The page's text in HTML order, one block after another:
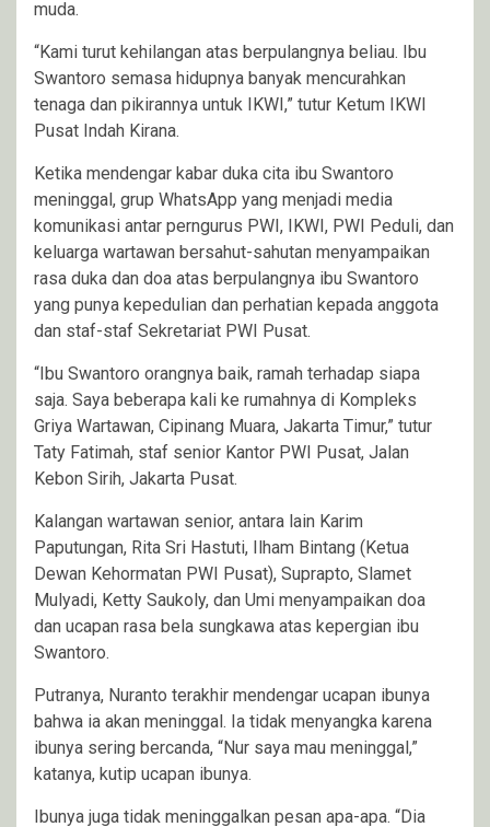
muda.
“Kami turut kehilangan atas berpulangnya beliau. Ibu
Swantoro semasa hidupnya banyak mencurahkan
tenaga dan pikirannya untuk IKWI,” tutur Ketum IKWI
Pusat Indah Kirana.
Ketika mendengar kabar duka cita ibu Swantoro
meninggal, grup WhatsApp yang menjadi media
komunikasi antar perngurus PWI, IKWI, PWI Peduli, dan
keluarga wartawan bersahut-sahutan menyampaikan
rasa duka dan doa atas berpulangnya ibu Swantoro
yang punya kepedulian dan perhatian kepada anggota
dan staf-staf Sekretariat PWI Pusat.
“Ibu Swantoro orangnya baik, ramah terhadap siapa
saja. Saya beberapa kali ke rumahnya di Kompleks
Griya Wartawan, Cipinang Muara, Jakarta Timur,” tutur
Taty Fatimah, staf senior Kantor PWI Pusat, Jalan
Kebon Sirih, Jakarta Pusat.
Kalangan wartawan senior, antara lain Karim
Paputungan, Rita Sri Hastuti, Ilham Bintang (Ketua
Dewan Kehormatan PWI Pusat), Suprapto, Slamet
Mulyadi, Ketty Saukoly, dan Umi menyampaikan doa
dan ucapan rasa bela sungkawa atas kepergian ibu
Swantoro.
Putranya, Nuranto terakhir mendengar ucapan ibunya
bahwa ia akan meninggal. Ia tidak menyangka karena
ibunya sering bercanda, “Nur saya mau meninggal,”
katanya, kutip ucapan ibunya.
Ibunya juga tidak meninggalkan pesan apa-apa. “Dia